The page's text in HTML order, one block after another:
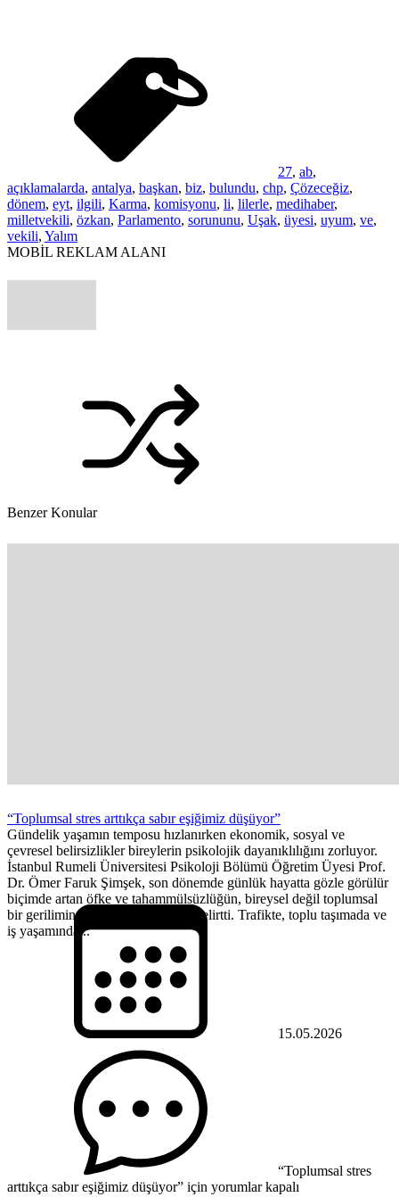
27, ab,
açıklamalarda, antalya, başkan, biz, bulundu, chp, Çözeceğiz,
dönem, eyt, ilgili, Karma, komisyonu, li, lilerle, medihaber,
milletvekili, özkan, Parlamento, sorununu, Uşak, üyesi, uyum, ve,
vekili, Yalım
MOBİL REKLAM ALANI
Benzer Konular
“Toplumsal stres arttıkça sabır eşiğimiz düşüyor”
Gündelik yaşamın temposu hızlanırken ekonomik, sosyal ve
çevresel belirsizlikler bireylerin psikolojik dayanıklılığını zorluyor.
İstanbul Rumeli Üniversitesi Psikoloji Bölümü Öğretim Üyesi Prof.
Dr. Ömer Faruk Şimşek, son dönemde günlük hayatta gözle görülür
biçimde artan öfke ve tahammülsüzlüğün, bireysel değil toplumsal
bir gerilimin yansıması olduğunu belirtti. Trafikte, toplu taşımada ve
iş yaşamında...
15.05.2026
“Toplumsal stres
arttıkça sabır eşiğimiz düşüyor” için yorumlar kapalı